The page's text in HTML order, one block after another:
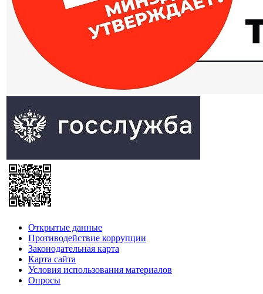
Открытые данные
Противодействие коррупции
Законодательная карта
Карта сайта
Условия использования материалов
Опросы